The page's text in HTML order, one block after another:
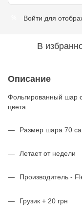
Войти для
В
Описание
Фольгированный шар
цвета.
Размер шара 70
Летает от недели
Производитель -
Грузик + 20 грн